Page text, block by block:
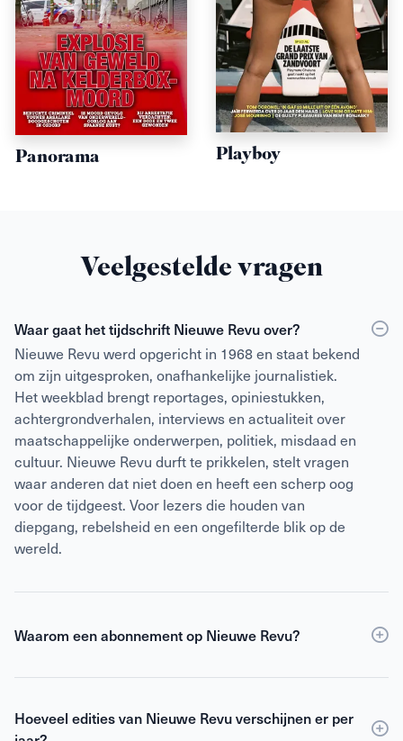
Panorama Playboy
Veelgestelde vragen
Waar gaat het tijdschrift Nieuwe Revu over?
Nieuwe Revu werd opgericht in 1968 en staat bekend
om zijn uitgesproken, onafhankelijke journalistiek.
Het weekblad brengt reportages, opiniestukken,
achtergrondverhalen, interviews en actualiteit over
maatschappelijke onderwerpen, politiek, misdaad en
cultuur. Nieuwe Revu durft te prikkelen, stelt vragen
waar anderen dat niet doen en heeft een scherp oog
voor de tijdgeest. Voor lezers die houden van
diepgang, rebelsheid en een ongefilterde blik op de
wereld.
Waarom een abonnement op Nieuwe Revu?
Eenabonnementop Nieuwe Revu is voordeliger dan
scherpe journalistiek en digitale edities. Je ontvangt
Hoeveel edities van Nieuwe Revu verschijnen er per